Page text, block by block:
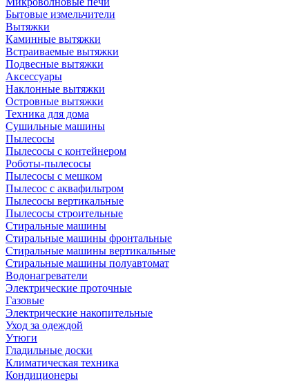
Бытовые измельчители
Вытяжки
Каминные вытяжки
Встраиваемые вытяжки
Подвесные вытяжки
Аксессуары
Наклонные вытяжки
Островные вытяжки
Техника для дома
Сушильные машины
Пылесосы
Пылесосы с контейнером
Роботы-пылесосы
Пылесосы с мешком
Пылесос с аквафильтром
Пылесосы вертикальные
Пылесосы строительные
Стиральные машины
Стиральные машины фронтальные
Стиральные машины вертикальные
Стиральные машины полуавтомат
Водонагреватели
Электрические проточные
Газовые
Электрические накопительные
Уход за одеждой
Утюги
Гладильные доски
Климатическая техника
Кондиционеры